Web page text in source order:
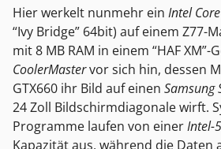
Hier werkelt nunmehr ein Intel
“Ivy Bridge” 64bit) auf einem Z77-
mit 8 MB RAM in einem “HAF XM”-
CoolerMastervor sich hin, dessen
GTX660 ihr Bild auf einen Samsung
24 Zoll Bildschirmdiagonale wirft.
Programme laufen von einerIntel-
Kapazität aus, während die Daten